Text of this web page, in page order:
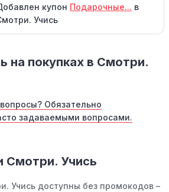
купон Подарочные... в
Учись
на покупках в Смотри.
Обязательно
задаваемыми вопросами.
Смотри. Учись
Учись доступны без промокодов –